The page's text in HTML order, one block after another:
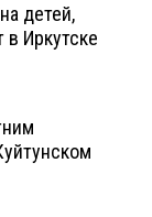
детей,
Иркутске